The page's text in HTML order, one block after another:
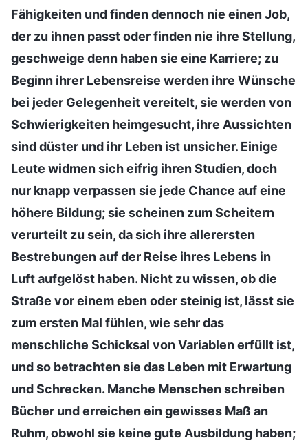
Fähigkeiten und finden dennoch nie einen Job,
der zu ihnen passt oder finden nie ihre Stellung,
geschweige denn haben sie eine Karriere; zu
Beginn ihrer Lebensreise werden ihre Wünsche
bei jeder Gelegenheit vereitelt, sie werden von
Schwierigkeiten heimgesucht, ihre Aussichten
sind düster und ihr Leben ist unsicher. Einige
Leute widmen sich eifrig ihren Studien, doch
nur knapp verpassen sie jede Chance auf eine
höhere Bildung; sie scheinen zum Scheitern
verurteilt zu sein, da sich ihre allerersten
Bestrebungen auf der Reise ihres Lebens in
Luft aufgelöst haben. Nicht zu wissen, ob die
Straße vor einem eben oder steinig ist, lässt sie
zum ersten Mal fühlen, wie sehr das
menschliche Schicksal von Variablen erfüllt ist,
und so betrachten sie das Leben mit Erwartung
und Schrecken. Manche Menschen schreiben
Bücher und erreichen ein gewisses Maß an
Ruhm, obwohl sie keine gute Ausbildung haben;